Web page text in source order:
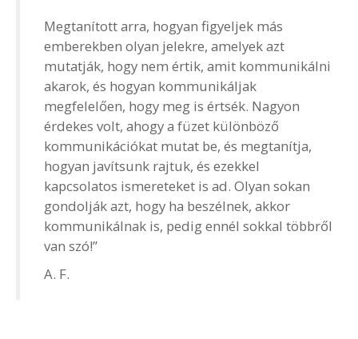
Megtanított arra, hogyan figyeljek más
emberekben olyan jelekre, amelyek azt
mutatják, hogy nem értik, amit kommunikálni
akarok, és hogyan kommunikáljak
megfelelően, hogy meg is értsék. Nagyon
érdekes volt, ahogy a füzet különböző
kommunikációkat mutat be, és megtanítja,
hogyan javítsunk rajtuk, és ezekkel
kapcsolatos ismereteket is ad. Olyan sokan
gondolják azt, hogy ha beszélnek, akkor
kommunikálnak is, pedig ennél sokkal többről
van szó!”
A. F.